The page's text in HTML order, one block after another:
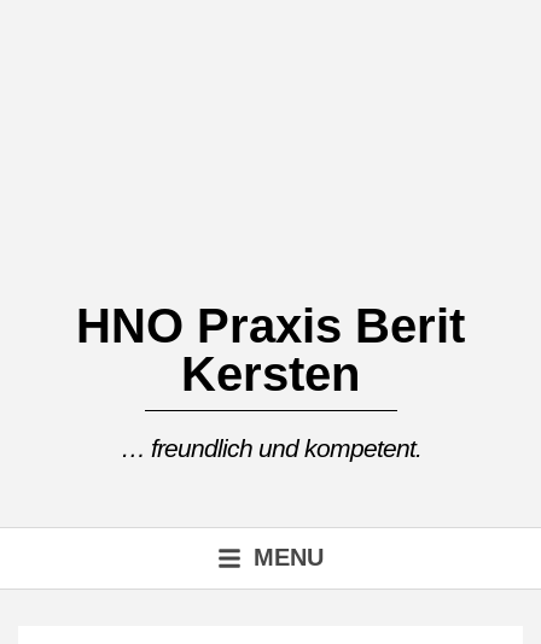
HNO Praxis Berit
Kersten
… freundlich und kompetent.
MENU